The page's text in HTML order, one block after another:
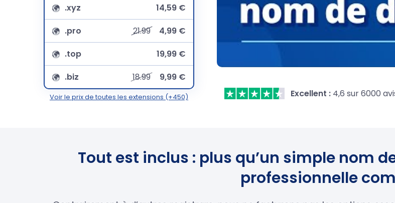
.xyz
14,59 €
.pro
21.99
4,99 €
.top
19,99 €
.biz
18.99 9,99 €
Voir le prix de toutes les extensions (+450) Excellent : 4,6 sur 6000
Tout est inclus : plus qu’un simple nom
professionnelle